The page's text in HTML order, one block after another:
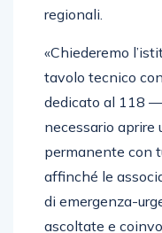
regionali.
«Chiederemo
tavolo tecnico
dedicato al 118
necessario aprire
permanente con
affinché le
di emergenza-
ascoltate e